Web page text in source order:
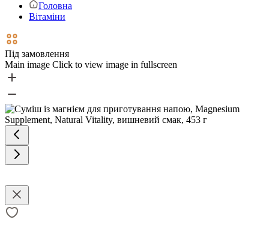
Головна
Вітаміни
Під замовлення
Main image Click to view image in fullscreen